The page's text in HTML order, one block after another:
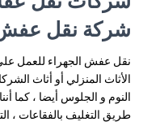
شركة نقل عفش
نقل عفش الجهراء للعمل
الأثاث المنزلي أو أثاث
النوم و الجلوس أيضا ، كما
طريق التغليف بالفقاعات ،